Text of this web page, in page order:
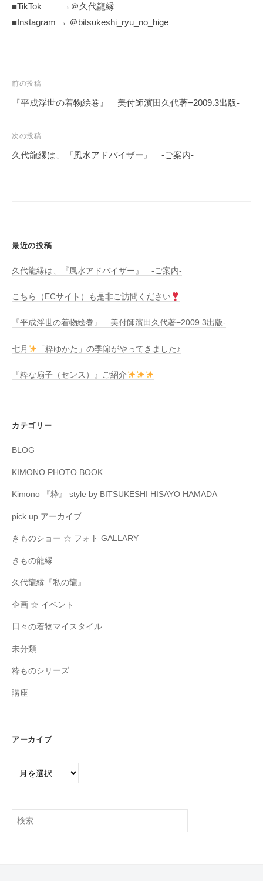
■TikTok →＠久代龍縁
■Instagram → ＠bitsukeshi_ryu_no_hige
投
稿
ビ
ゲ
前の投稿
『平成浮世の着物絵巻』 美付師濱田久代著−2009.3出版-
次の投稿
久代龍縁は、『風水アドバイザー』 -ご案内-
最近の投稿
久代龍縁は、『風水アドバイザー』 -ご案内-
こちら（ECサイト）も是非ご訪問ください
『平成浮世の着物絵巻』 美付師濱田久代著−2009.3出版-
七月 「粋ゆかた」の季節がやってきました♪
『粋な扇子（センス）』ご紹介
カテゴリー
BLOG
KIMONO PHOTO BOOK
Kimono 『粋』 style by BITSUKESHI HISAYO HAMADA
pick up アーカイブ
きものショー ☆ フォト GALLARY
きもの龍縁
久代龍縁『私の龍』
企画 ☆ イベント
日々の着物マイスタイル
未分類
粋ものシリーズ
講座
アーカイブ
ア
ブ
検